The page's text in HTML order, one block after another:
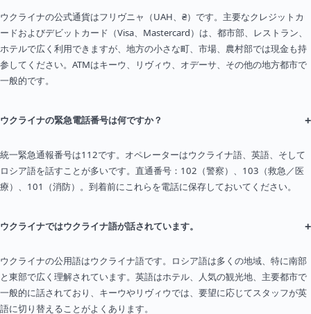
ウクライナの公式通貨はフリヴニャ（UAH、₴）です。主要なクレジットカ
ードおよびデビットカード（Visa、Mastercard）は、都市部、レストラン、
ホテルで広く利用できますが、地方の小さな町、市場、農村部では現金も持
参してください。ATMはキーウ、リヴィウ、オデーサ、その他の地方都市で
一般的です。
ウクライナの緊急電話番号は何ですか？ +
統一緊急通報番号は112です。オペレーターはウクライナ語、英語、そして
ロシア語を話すことが多いです。直通番号：102（警察）、103（救急／医
療）、101（消防）。到着前にこれらを電話に保存しておいてください。
ウクライナではウクライナ語が話されています。 +
ウクライナの公用語はウクライナ語です。ロシア語は多くの地域、特に南部
と東部で広く理解されています。英語はホテル、人気の観光地、主要都市で
一般的に話されており、キーウやリヴィウでは、要望に応じてスタッフが英
語に切り替えることがよくあります。